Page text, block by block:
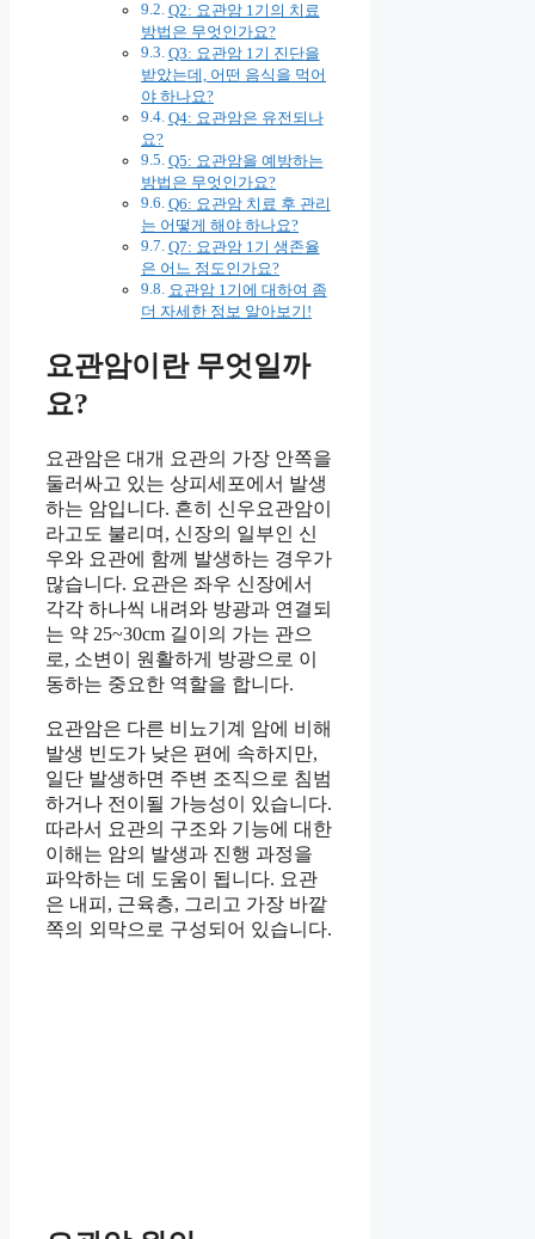
Q2: 요관암 1기의 치료
방법은 무엇인가요?
Q3: 요관암 1기 진단을
받았는데, 어떤 음식을 먹어
야 하나요?
Q4: 요관암은 유전되나
요?
Q5: 요관암을 예방하는
방법은 무엇인가요?
Q6: 요관암 치료 후 관리
는 어떻게 해야 하나요?
Q7: 요관암 1기 생존율
은 어느 정도인가요?
요관암 1기에 대하여 좀
더 자세한 정보 알아보기!
요관암이란 무엇일까
요?
요관암은 대개 요관의 가장 안쪽을
둘러싸고 있는 상피세포에서 발생
하는 암입니다. 흔히 신우요관암이
라고도 불리며, 신장의 일부인 신
우와 요관에 함께 발생하는 경우가
많습니다. 요관은 좌우 신장에서
각각 하나씩 내려와 방광과 연결되
는 약 25~30cm 길이의 가는 관으
로, 소변이 원활하게 방광으로 이
동하는 중요한 역할을 합니다.
요관암은 다른 비뇨기계 암에 비해
발생 빈도가 낮은 편에 속하지만,
일단 발생하면 주변 조직으로 침범
하거나 전이될 가능성이 있습니다.
따라서 요관의 구조와 기능에 대한
이해는 암의 발생과 진행 과정을
파악하는 데 도움이 됩니다. 요관
은 내피, 근육층, 그리고 가장 바깥
쪽의 외막으로 구성되어 있습니다.